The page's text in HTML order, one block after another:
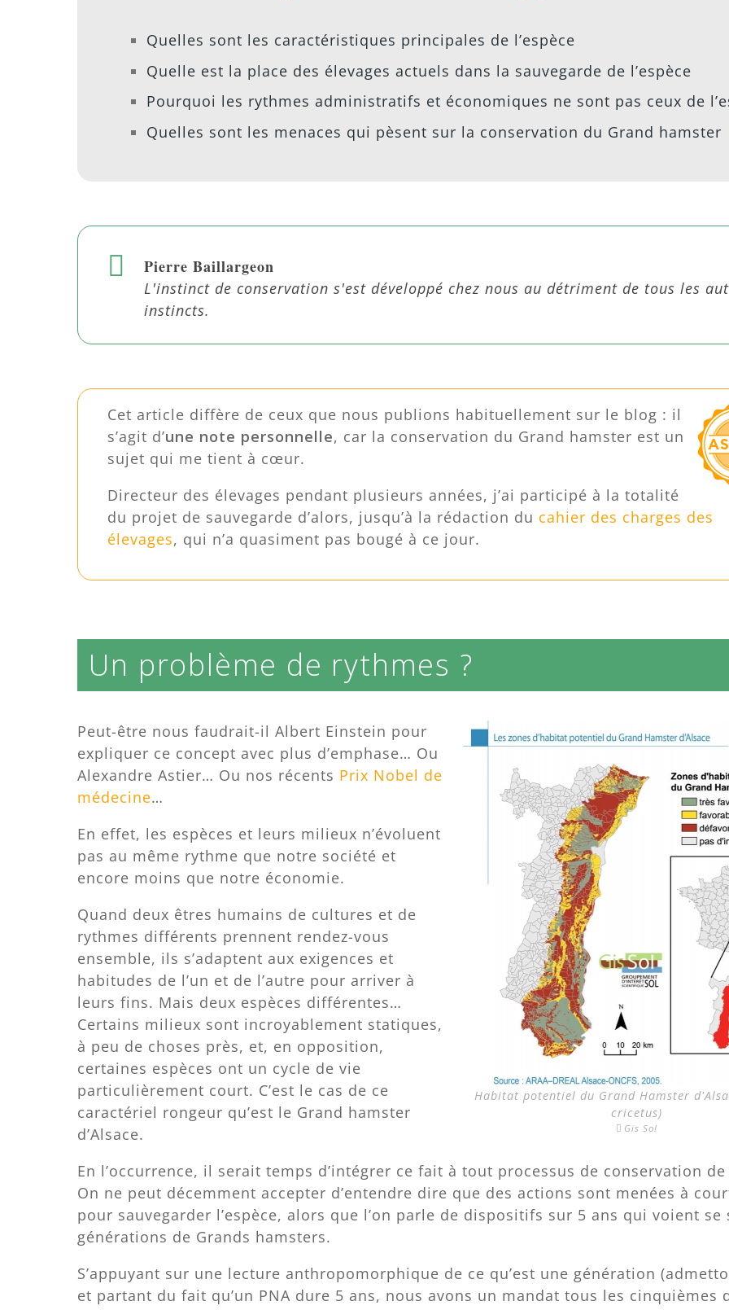
Quelles sont les caractéristiques principales de l’espèce
Quelle est la place des élevages actuels dans la sauvegarde de l’espèce
Pourquoi les rythmes administratifs et économiques ne sont pas ceux de
Quelles sont les menaces qui pèsent sur la conservation du Grand hamster
Pierre Baillargeon
L'instinct de conservation s'est développé chez nous au détriment de tous les
instincts.
Cet article diffère de ceux que nous publions habituellement sur le blog : il
s’agit d’une note personnelle, car la conservation du Grand hamster est un
sujet qui me tient à cœur.
Directeur des élevages pendant plusieurs années, j’ai participé à la totalité
du projet de sauvegarde d’alors, jusqu’à la rédaction du cahier des charges des
élevages, qui n’a quasiment pas bougé à ce jour.
Un problème de rythmes ?
Habitat potentiel du Grand Hamster
cricetus)
Gis Sol
Peut-être nous faudrait-il Albert Einstein pour
expliquer ce concept avec plus d’emphase… Ou
Alexandre Astier… Ou nos récents Prix Nobel de
médecine…
En effet, les espèces et leurs milieux n’évoluent
pas au même rythme que notre société et
encore moins que notre économie.
Quand deux êtres humains de cultures et de
rythmes différents prennent rendez-vous
ensemble, ils s’adaptent aux exigences et
habitudes de l’un et de l’autre pour arriver à
leurs fins. Mais deux espèces différentes…
Certains milieux sont incroyablement statiques,
à peu de choses près, et, en opposition,
certaines espèces ont un cycle de vie
particulièrement court. C’est le cas de ce
caractériel rongeur qu’est le Grand hamster
d’Alsace.
En l’occurrence, il serait temps d’intégrer ce fait à tout processus de conservation de
On ne peut décemment accepter d’entendre dire que des actions sont menées à
pour sauvegarder l’espèce, alors que l’on parle de dispositifs sur 5 ans qui voient se
générations de Grands hamsters.
S’appuyant sur une lecture anthropomorphique de ce qu’est une génération
et partant du fait qu’un PNA dure 5 ans, nous avons un mandat tous les cinquièmes